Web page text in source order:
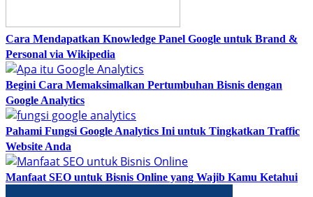
Cara Mendapatkan Knowledge Panel Google untuk Brand &
Personal via Wikipedia
Begini Cara Memaksimalkan Pertumbuhan Bisnis dengan
Google Analytics
Pahami Fungsi Google Analytics Ini untuk Tingkatkan Traffic
Website Anda
Manfaat SEO untuk Bisnis Online yang Wajib Kamu Ketahui